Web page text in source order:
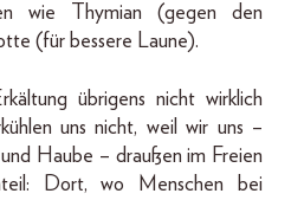
wie Thymian (gegen den
(für bessere Laune).
übrigens nicht wirklich
uns nicht, weil wir uns –
Haube – draußen im Freien
Dort, wo Menschen bei